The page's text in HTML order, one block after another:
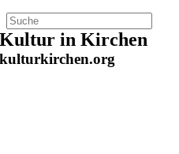
Zum
Inhalt
springen
Kultur in Kirchen
kulturkirchen.org